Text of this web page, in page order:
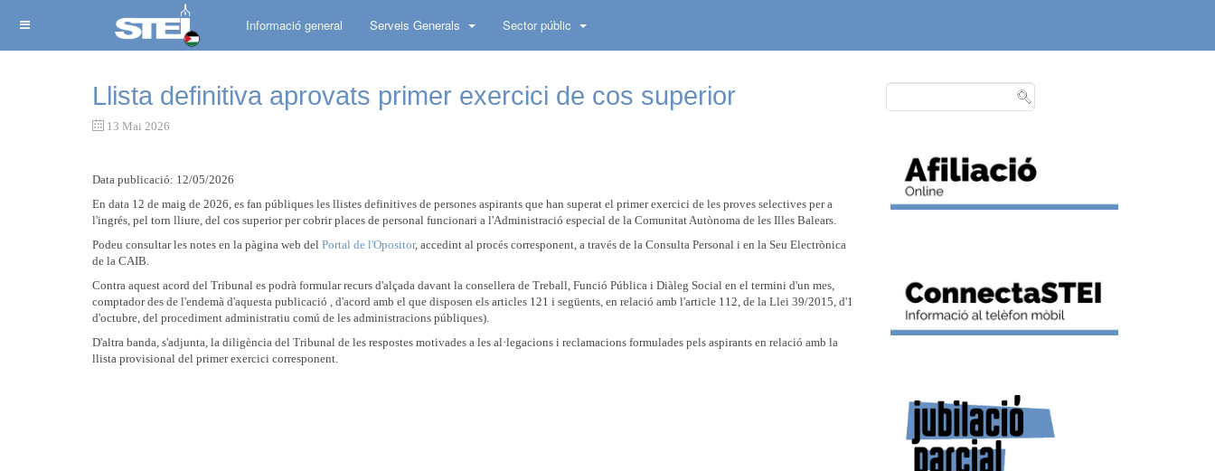
Informació general Serveis Generals Sector públic
Llista definitiva aprovats primer exercici de cos superior
13 Mai 2026
Data publicació: 12/05/2026
En data 12 de maig de 2026, es fan públiques les llistes definitives de persones aspirants que han superat el primer exercici de les proves selectives per a
l'ingrés, pel torn lliure, del cos superior per cobrir places de personal funcionari a l'Administració especial de la Comunitat Autònoma de les Illes Balears.
Podeu consultar les notes en la pàgina web del Portal de l'Opositor, accedint al procés corresponent, a través de la Consulta Personal i en la Seu Electrònica
de la CAIB.
Contra aquest acord del Tribunal es podrà formular recurs d'alçada davant la consellera de Treball, Funció Pública i Diàleg Social en el termini d'un mes,
comptador des de l'endemà d'aquesta publicació , d'acord amb el que disposen els articles 121 i següents, en relació amb l'article 112, de la Llei 39/2015, d'1
d'octubre, del procediment administratiu comú de les administracions públiques).
D'altra banda, s'adjunta, la diligència del Tribunal de les respostes motivades a les al·legacions i reclamacions formulades pels aspirants en relació amb la
llista provisional del primer exercici corresponent.